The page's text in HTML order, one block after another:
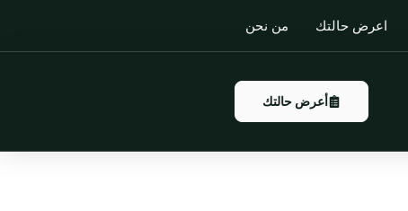
اعرض حالتك من نحن
أعرض حالتك